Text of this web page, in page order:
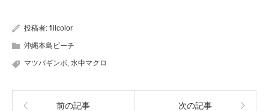
投稿者: fillcolor
沖縄本島ビーチ
マツバギンポ 水中マクロ
前の記事 次の記事